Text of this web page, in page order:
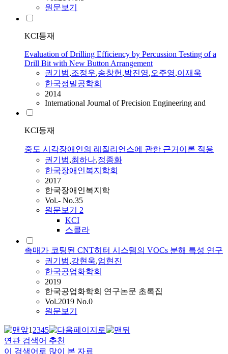
원문보기
KCI등재
Evaluation of Drilling Efficiency by Percussion Testing of a
Drill Bit with New Button Arrangement
권기범,조정우,송창헌,박진영,오주영,이재욱
한국정밀공학회
2014
International Journal of Precision Engineering and
KCI등재
중도 시각장애인의 레질리언스에 관한 근거이론 적용
권기범,최하나,정종화
한국장애인복지학회
2017
한국장애인복지학
Vol.- No.35
원문보기 2
KCI
스콜라
촉매가 코팅된 CNT히터 시스템의 VOCs 분해 특성 연구
권기범,강현욱,엄현진
한국공업화학회
2019
한국공업화학회 연구논문 초록집
Vol.2019 No.0
원문보기
12345
연관 검색어 추천
이 검색어로 많이 본 자료